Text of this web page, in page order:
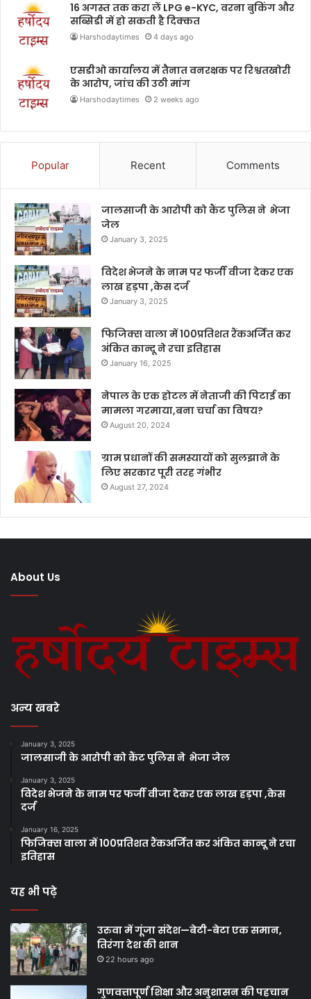
16 अगस्त तक करा लें LPG e-KYC, वरना बुकिंग और
सब्सिडी में हो सकती है दिक्कत
Harshodaytimes 4 days ago
एसडीओ कार्यालय में तैनात वनरक्षक पर रिश्वतखोरी
के आरोप, जांच की उठी मांग
Harshodaytimes 2 weeks ago
Popular Recent Comments
जालसाजी के आरोपी को कैंट पुलिस ने भेजा
जेल
January 3, 2025
विदेश भेजने के नाम पर फर्जी वीजा देकर एक
लाख हड़पा ,केस दर्ज
January 3, 2025
फिजिक्स वाला में 100प्रतिशत रैंकअर्जित कर
अंकित कान्दू ने रचा इतिहास
January 16, 2025
नेपाल के एक होटल में नेताजी की पिटाई का
मामला गरमाया,बना चर्चा का विषय?
August 20, 2024
ग्राम प्रधानों की समस्यायों को सुलझाने के
लिए सरकार पूरी तरह गंभीर
August 27, 2024
About Us
अन्य खबरे
January 3, 2025
जालसाजी के आरोपी को कैंट पुलिस ने भेजा जेल
January 3, 2025
विदेश भेजने के नाम पर फर्जी वीजा देकर एक लाख हड़पा ,केस
दर्ज
January 16, 2025
फिजिक्स वाला में 100प्रतिशत रैंकअर्जित कर अंकित कान्दू ने रचा
इतिहास
यह भी पढ़े
उरुवा में गूंजा संदेश—बेटी-बेटा एक समान,
तिरंगा देश की शान
22 hours ago
गुणवत्तापूर्ण शिक्षा और अनुशासन की पहचान